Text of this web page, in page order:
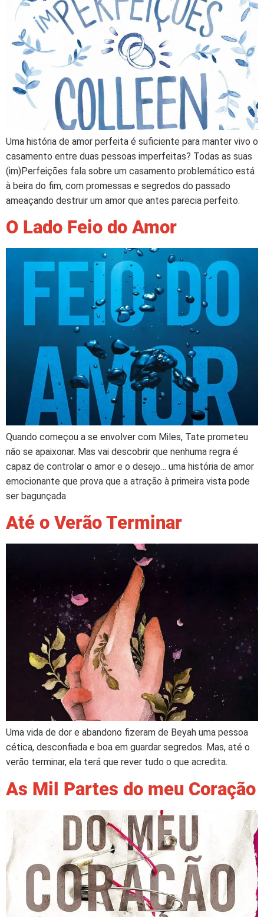
Uma história de amor perfeita é suficiente para manter vivo o
casamento entre duas pessoas imperfeitas? Todas as suas
(im)Perfeições fala sobre um casamento problemático está
à beira do fim, com promessas e segredos do passado
ameaçando destruir um amor que antes parecia perfeito.
O Lado Feio do Amor
Quando começou a se envolver com Miles, Tate prometeu
não se apaixonar. Mas vai descobrir que nenhuma regra é
capaz de controlar o amor e o desejo… uma história de amor
emocionante que prova que a atração à primeira vista pode
ser bagunçada
Até o Verão Terminar
Uma vida de dor e abandono fizeram de Beyah uma pessoa
cética, desconfiada e boa em guardar segredos. Mas, até o
verão terminar, ela terá que rever tudo o que acredita.
As Mil Partes do meu Coração